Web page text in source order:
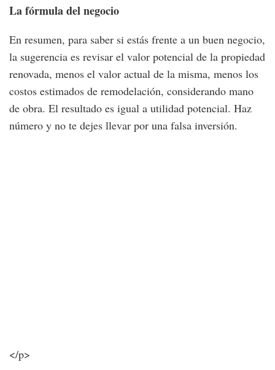
La fórmula del negocio
En resumen, para saber si estás frente a un buen negocio,
la sugerencia es revisar el valor potencial de la propiedad
renovada, menos el valor actual de la misma, menos los
costos estimados de remodelación, considerando mano
de obra. El resultado es igual a utilidad potencial. Haz
número y no te dejes llevar por una falsa inversión.
</p>